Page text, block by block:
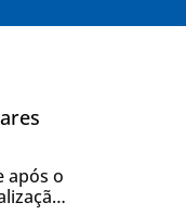
após o